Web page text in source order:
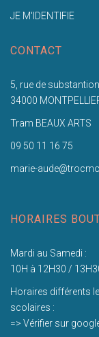
JE M'IDENTIFIE
CONTACT
5, rue de substantion
34000
Tram BEAUX ARTS
09 50 11 16 75
marie-
HORAIRES
Mardi au Samedi :
10H à 12H30 /
Horaires différents
scolaires :
=> Vérifier sur